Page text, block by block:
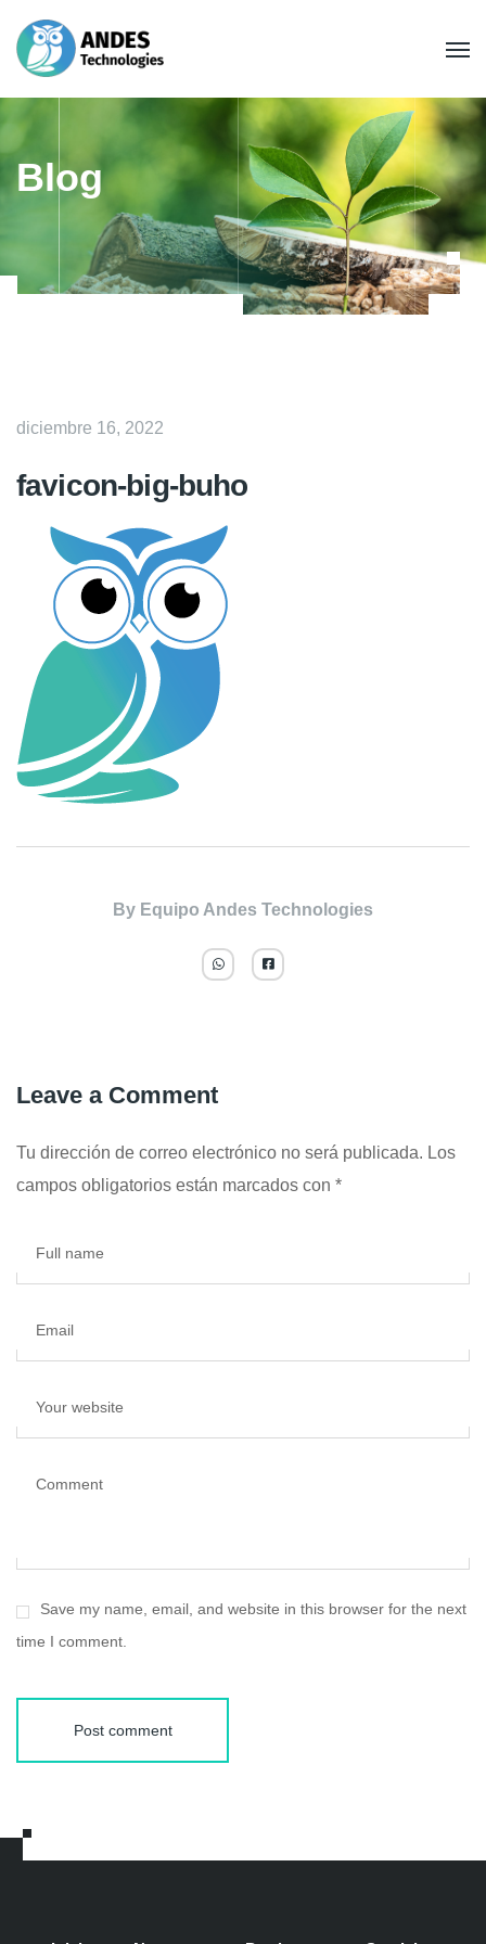
Blog
diciembre 16, 2022
favicon-big-buho
By Equipo Andes Technologies
Leave a Comment
Tu dirección de correo electrónico no será publicada. Los
campos obligatorios están marcados con *
Full name
Email
Your website
Comment
Save my name, email, and website in this browser for the next
time I comment.
Post comment